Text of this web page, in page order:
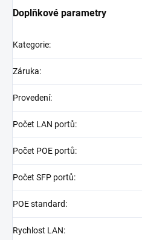
Doplňkové parametry
Kategorie:
Záruka:
Provedení:
Počet LAN portů:
Počet POE portů:
Počet SFP portů:
POE standard:
Rychlost LAN: